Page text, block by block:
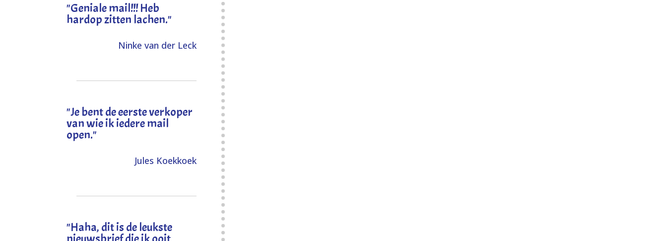
"Geniale mail!!! Heb
hardop zitten lachen."
Ninke van der Leck
"Je bent de eerste verkoper
van wie ik iedere mail
open."
Jules Koekkoek
"Haha, dit is de leukste